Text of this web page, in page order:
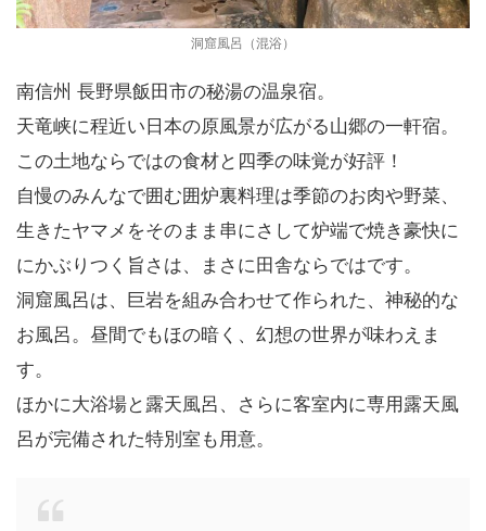
洞窟風呂（混浴）
南信州 長野県飯田市の秘湯の温泉宿。
天竜峡に程近い日本の原風景が広がる山郷の一軒宿。
この土地ならではの食材と四季の味覚が好評！
自慢のみんなで囲む囲炉裏料理は季節のお肉や野菜、
生きたヤマメをそのまま串にさして炉端で焼き豪快に
にかぶりつく旨さは、まさに田舎ならではです。
洞窟風呂は、巨岩を組み合わせて作られた、神秘的な
お風呂。昼間でもほの暗く、幻想の世界が味わえま
す。
ほかに大浴場と露天風呂、さらに客室内に専用露天風
呂が完備された特別室も用意。